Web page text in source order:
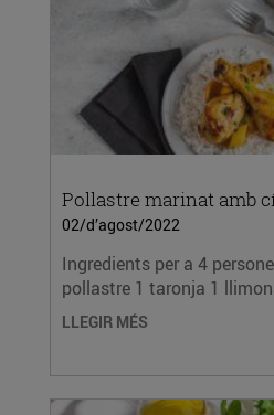
Pollastre marinat amb
02/d’agost/2022
Ingredients per a 4
pollastre 1 taronja 1
LLEGIR MÉS